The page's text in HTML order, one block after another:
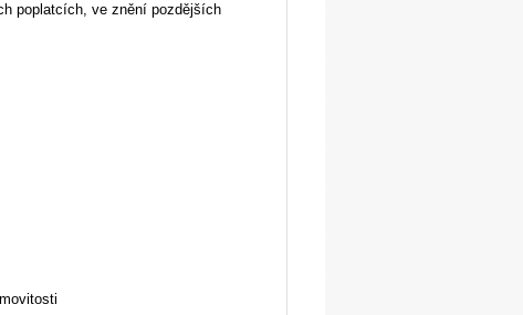
poplatcích, ve znění pozdějších